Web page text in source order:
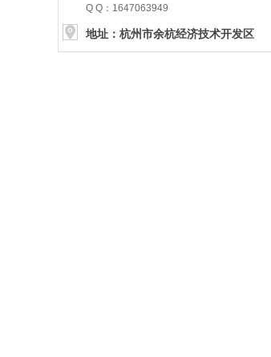
Q Q：1647063949
地址：杭州市余杭经济技术开发区
五洲路49号